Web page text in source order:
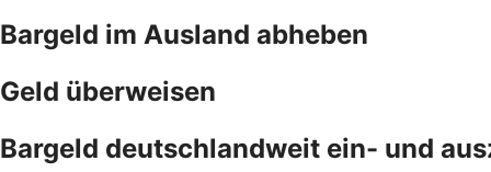
Bargeld im Ausland abheben
Geld überweisen
Bargeld deutschlandweit ein- und